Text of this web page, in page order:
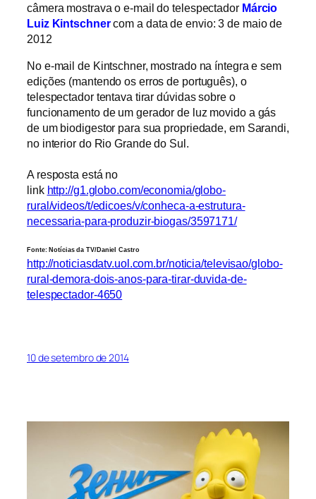
câmera mostrava o e-mail do telespectador Márcio
Luiz Kintschnercom a data de envio: 3 de maio de
2012
No e-mail de Kintschner, mostrado na íntegra e sem
edições (mantendo os erros de português), o
telespectador tentava tirar dúvidas sobre o
funcionamento de um gerador de luz movido a gás
de um biodigestor para sua propriedade, em Sarandi,
no interior do Rio Grande do Sul.
A resposta está no
link http://g1.globo.com/economia/globo-
rural/videos/t/edicoes/v/conheca-a-estrutura-
necessaria-para-produzir-biogas/3597171/
Fonte: Notícias da TV/Daniel Castro
http://noticiasdatv.uol.com.br/noticia/televisao/globo-
rural-demora-dois-anos-para-tirar-duvida-de-
telespectador-4650
10 de setembro de 2014